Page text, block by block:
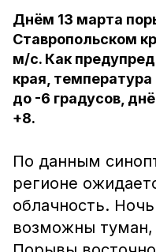
Днём 13 марта
Ставропольском
м/с. Как
края,
до -6 градусов,
+8.
По данным
регионе
облачность.
возможны туман,